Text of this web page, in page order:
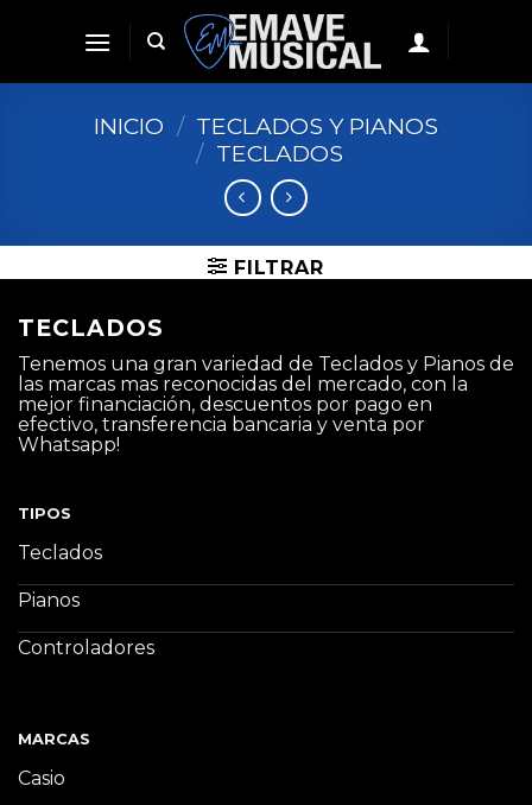
INICIO / TECLADOS Y PIANOS
/ TECLADOS
FILTRAR
TECLADOS
Tenemos una gran variedad de Teclados y Pianos de
las marcas mas reconocidas del mercado, con la
mejor financiación, descuentos por pago en
efectivo, transferencia bancaria y venta por
Whatsapp!
TIPOS
Teclados
Pianos
Controladores
MARCAS
Casio